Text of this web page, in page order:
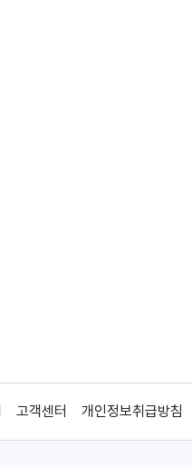
고객센터 개인정보취급방침